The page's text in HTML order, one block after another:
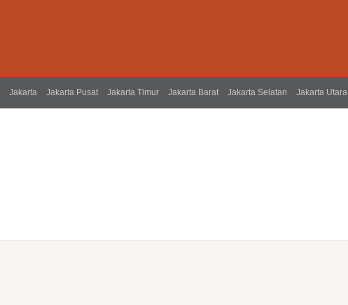
Jakarta Jakarta Pusat Jakarta Timur Jakarta Barat Jakarta Selatan Jakarta Utara